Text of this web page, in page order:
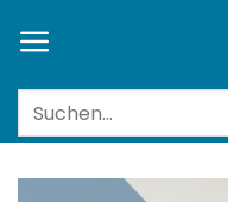
Inhalt
Suchen